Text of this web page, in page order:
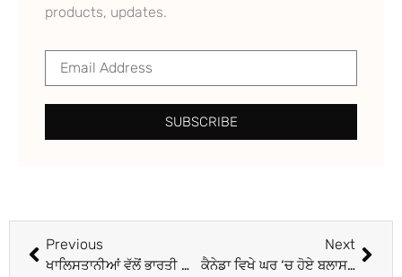
products, updates.
SUBSCRIBE
Previous
ਖਾਲਿਸਤਾਨੀਆਂ ਵੱਲੋਂ ਭਾਰਤੀ ਲੀਡਰਾਂ ਨੂੰ ਧਮਕੀਆਂ
Next
ਕੈਨੇਡਾ ਵਿਖੇ ਘਰ ‘ਚ ਹੋਏ ਬਲਾਸਟ ਦੌਰਾਨ ਨਾਭਾ ਦੇ ਵਿਅਕਤੀ ਦੀ ਮੌਤ